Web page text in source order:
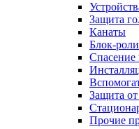
Защита
Канаты
Блок-
Спасение
Защита
Прочие